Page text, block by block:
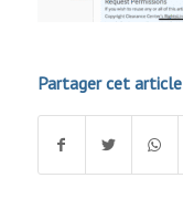
Partager cet article